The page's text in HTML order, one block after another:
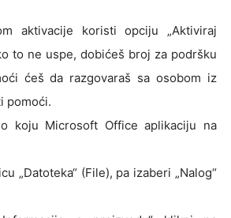
aktivacije koristi opciju „Aktiviraj
to ne uspe, dobićeš broj za podršku
ćeš da razgovaraš sa osobom iz
pomoći.
koju Microsoft Office aplikaciju na
„Datoteka“ (File), pa izaberi „Nalog“